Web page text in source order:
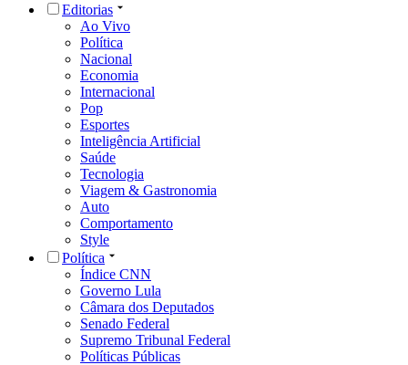
Editorias
Ao Vivo
Política
Nacional
Economia
Internacional
Pop
Esportes
Inteligência Artificial
Saúde
Tecnologia
Viagem & Gastronomia
Auto
Comportamento
Style
Política
Índice CNN
Governo Lula
Câmara dos Deputados
Senado Federal
Supremo Tribunal Federal
Políticas Públicas